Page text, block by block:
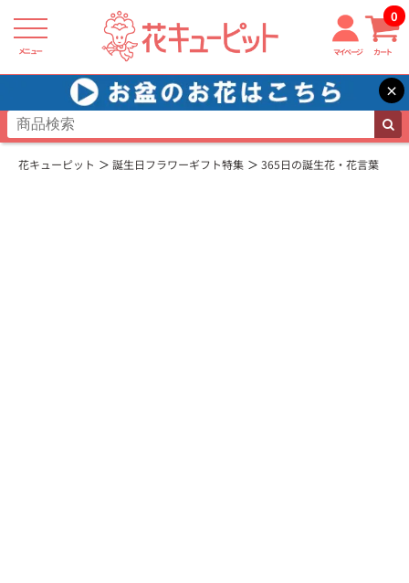
メニュー マイページ カート
0
×
花キューピット 誕生日フラワーギフト特集 365日の誕生花・花言葉